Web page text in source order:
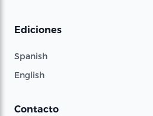
Ediciones
Spanish
English
Contacto